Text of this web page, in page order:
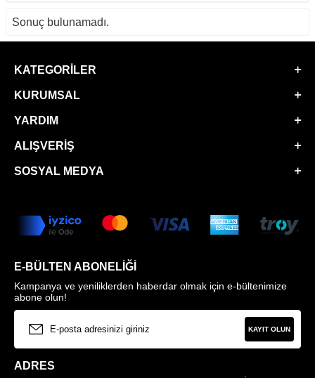
Sonuç bulunamadı.
KATEGORILER
KURUMSAL
YARDIM
ALIŞVERIŞ
SOSYAL MEDYA
E-BÜLTEN ABONELIĞI
Kampanya ve yeniliklerden haberdar olmak için e-bültenimize
abone olun!
KAYIT OLUN
ADRES